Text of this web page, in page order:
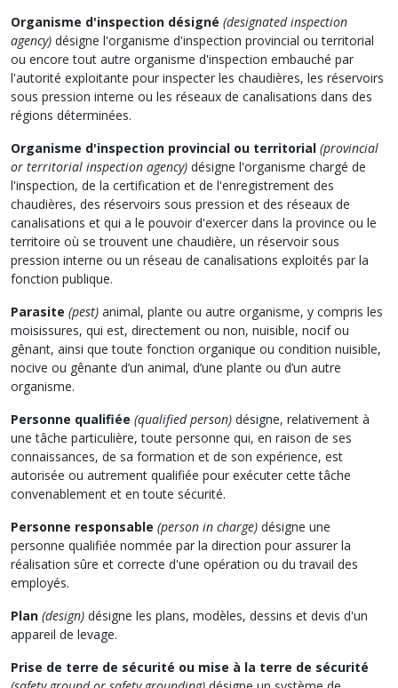
Organisme d'inspection désigné (designated inspection
agency) désigne l'organisme d'inspection provincial ou territorial
ou encore tout autre organisme d'inspection embauché par
l'autorité exploitante pour inspecter les chaudières, les réservoirs
sous pression interne ou les réseaux de canalisations dans des
régions déterminées.
Organisme d'inspection provincial ou territorial (provincial
or territorial inspection agency) désigne l'organisme chargé de
l'inspection, de la certification et de l'enregistrement des
chaudières, des réservoirs sous pression et des réseaux de
canalisations et qui a le pouvoir d'exercer dans la province ou le
territoire où se trouvent une chaudière, un réservoir sous
pression interne ou un réseau de canalisations exploités par la
fonction publique.
Parasite (pest) animal, plante ou autre organisme, y compris les
moisissures, qui est, directement ou non, nuisible, nocif ou
gênant, ainsi que toute fonction organique ou condition nuisible,
nocive ou gênante d’un animal, d’une plante ou d’un autre
organisme.
Personne qualifiée (qualified person) désigne, relativement à
une tâche particulière, toute personne qui, en raison de ses
connaissances, de sa formation et de son expérience, est
autorisée ou autrement qualifiée pour exécuter cette tâche
convenablement et en toute sécurité.
Personne responsable (person in charge) désigne une
personne qualifiée nommée par la direction pour assurer la
réalisation sûre et correcte d'une opération ou du travail des
employés.
Plan (design) désigne les plans, modèles, dessins et devis d'un
appareil de levage.
Prise de terre de sécurité ou mise à la terre de sécurité